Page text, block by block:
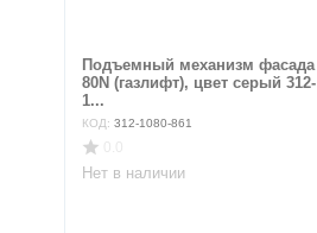
Подъемный механизм фасада
80N (газлифт), цвет серый 312-
1...
КОД: 312-1080-861
Нет в наличии